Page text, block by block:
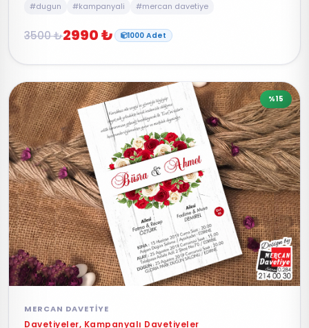
#dugun #kampanyali #mercan davetiye
3500 ₺2990 ₺ 1000 Adet
%15
MERCAN DAVETIYE
Davetiyeler, Kampanyalı Davetiyeler